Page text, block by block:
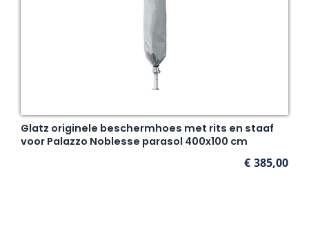
Glatz originele beschermhoes met rits en staaf
voor Palazzo Noblesse parasol 400x100 cm
€ 385,00